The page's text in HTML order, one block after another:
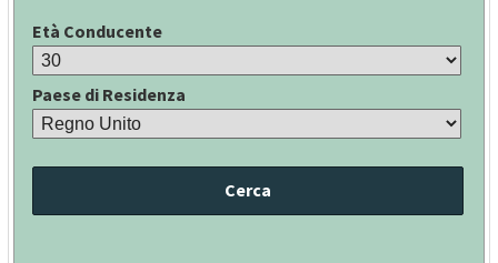
Età Conducente
Paese di Residenza
Cerca